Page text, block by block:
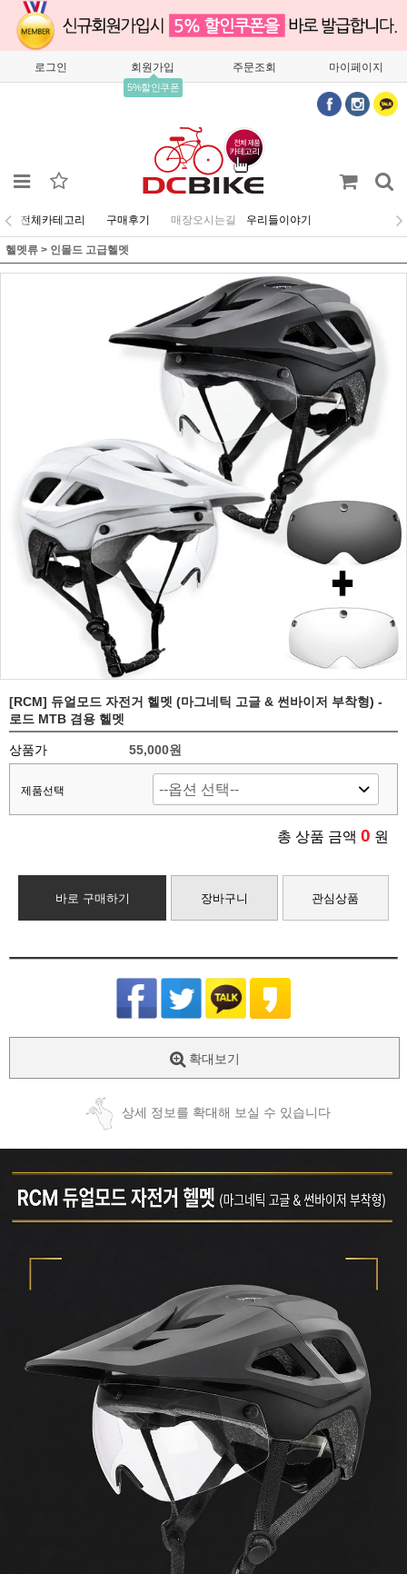
로그인 회원가입
5%할인쿠폰
주문조회 마이페이지
전체카테고리 구매후기 매장오시는길 우리들이야기
헬멧류 > 인몰드 고급헬멧
[RCM] 듀얼모드 자전거 헬멧 (마그네틱 고글 & 썬바이저 부착형) -
로드 MTB 겸용 헬멧
상품가 55,000원
제품선택
총 상품 금액 0 원
바로 구매하기 장바구니 관심상품
확대보기
상세 정보를 확대해 보실 수 있습니다